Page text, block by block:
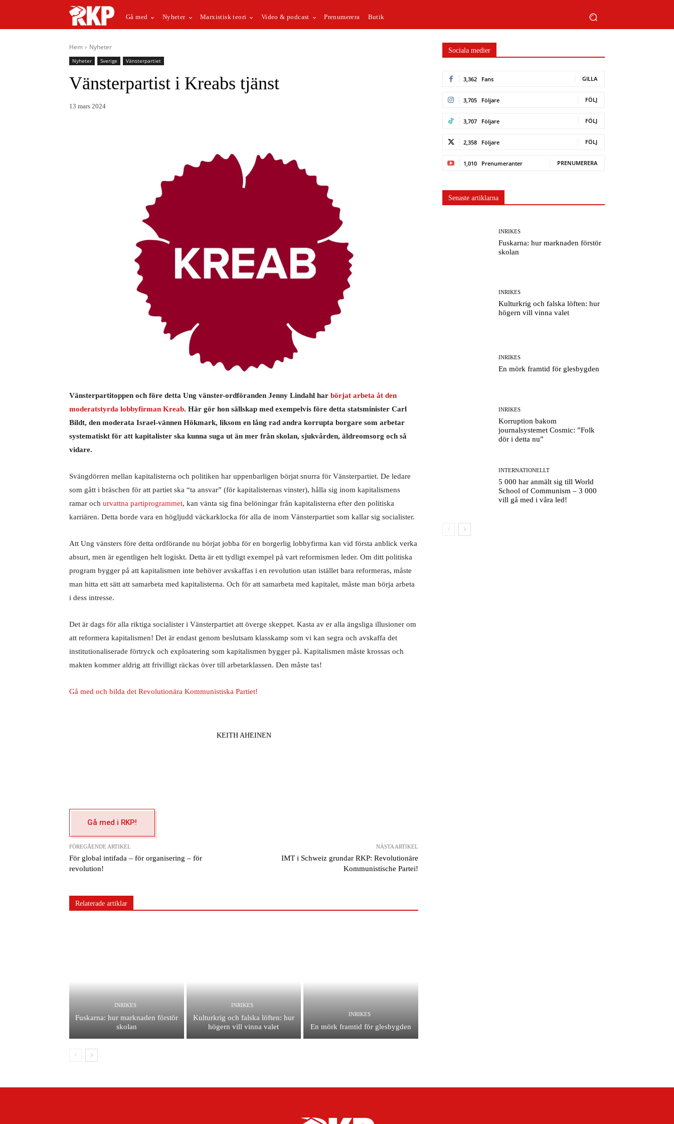
Gå med Nyheter Marxistisk teori Video & podcast Prenumerera Butik
Hem Nyheter
Nyheter Sverige Vänsterpartiet
Vänsterpartist i Kreabs tjänst
13 mars 2024
Vänsterpartitoppen och före detta Ung vänster-ordföranden Jenny Lindahl har börjat arbeta åt den
moderatstyrda lobbyfirman Kreab. Här gör hon sällskap med exempelvis före detta statsminister Carl
Bildt, den moderata Israel-vännen Hökmark, liksom en lång rad andra korrupta borgare som arbetar
systematiskt för att kapitalister ska kunna suga ut än mer från skolan, sjukvården, äldreomsorg och så
vidare.
Svängdörren mellan kapitalisterna och politiken har uppenbarligen börjat snurra för Vänsterpartiet. De ledare
som gått i bräschen för att partiet ska “ta ansvar” (för kapitalisternas vinster), hålla sig inom kapitalismens
ramar och urvattna partiprogrammet, kan vänta sig fina belöningar från kapitalisterna efter den politiska
karriären. Detta borde vara en högljudd väckarklocka för alla de inom Vänsterpartiet som kallar sig socialister.
Att Ung vänsters före detta ordförande nu börjat jobba för en borgerlig lobbyfirma kan vid första anblick verka
absurt, men är egentligen helt logiskt. Detta är ett tydligt exempel på vart reformismen leder. Om ditt politiska
program bygger på att kapitalismen inte behöver avskaffas i en revolution utan istället bara reformeras, måste
man hitta ett sätt att samarbeta med kapitalisterna. Och för att samarbeta med kapitalet, måste man börja arbeta
i dess intresse.
Det är dags för alla riktiga socialister i Vänsterpartiet att överge skeppet. Kasta av er alla ängsliga illusioner om
att reformera kapitalismen! Det är endast genom beslutsam klasskamp som vi kan segra och avskaffa det
institutionaliserade förtryck och exploatering som kapitalismen bygger på. Kapitalismen måste krossas och
makten kommer aldrig att frivilligt räckas över till arbetarklassen. Den måste tas!
Gå med och bilda det Revolutionära Kommunistiska Partiet!
KEITH AHEINEN
Gå med i RKP!
FÖREGÅENDE ARTIKEL
För global intifada – för organisering – för
revolution!
NÄSTA ARTIKEL
IMT i Schweiz grundar RKP: Revolutionäre
Kommunistische Partei!
Relaterade artiklar
INRIKES
Fuskarna: hur marknaden förstör
skolan
INRIKES
Kulturkrig och falska löften: hur
högern vill vinna valet
INRIKES
En mörk framtid för glesbygden
Sociala medier
3,362 Fans GILLA
3,705 Följare FÖLJ
3,707 Följare FÖLJ
2,358 Följare FÖLJ
1,010 Prenumeranter PRENUMERERA
Senaste artiklarna
INRIKES
Fuskarna: hur marknaden förstör
skolan
INRIKES
Kulturkrig och falska löften: hur
högern vill vinna valet
INRIKES
En mörk framtid för glesbygden
INRIKES
Korruption bakom
journalsystemet Cosmic: ”Folk
dör i detta nu”
INTERNATIONELLT
5 000 har anmält sig till World
School of Communism – 3 000
vill gå med i våra led!